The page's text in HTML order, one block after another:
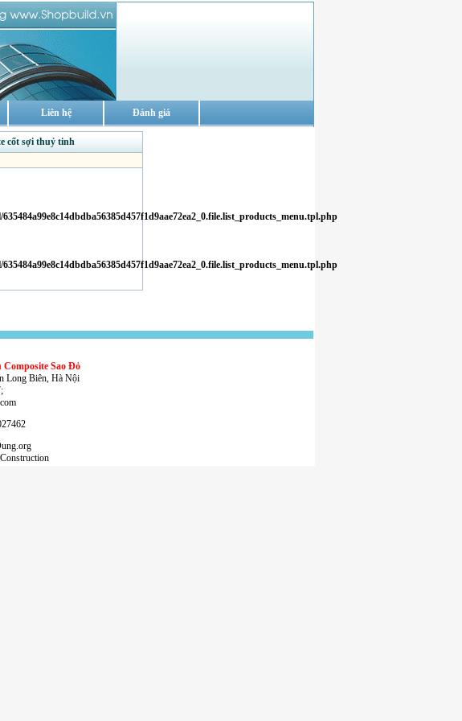
Liên hệ Đánh giá
cốt sợi thuỷ tinh
Sao Đỏ
Long Biên, Hà Nội